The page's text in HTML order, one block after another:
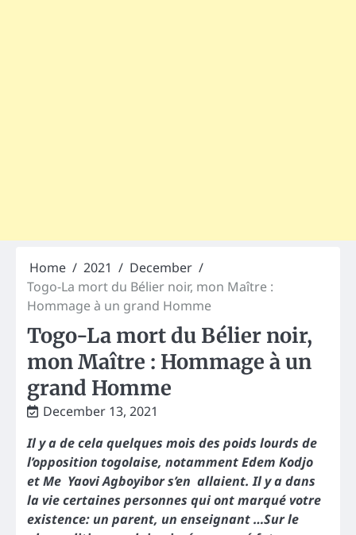
Home 2021
December
Togo-La mort du Bélier noir, mon Maître :
Hommage à un grand Homme
Togo-La mort du Bélier noir,
mon Maître : Hommage à un
grand Homme
December 13, 2021
Il y a de cela quelques mois des poids lourds de
l’opposition togolaise, notamment Edem Kodjo
et Me Yaovi Agboyibor s’en allaient. Il y a dans
la vie certaines personnes qui ont marqué votre
existence: un parent, un enseignant …Sur le